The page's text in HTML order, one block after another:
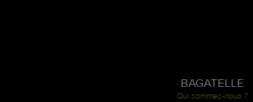
BAGATELLE
Qui sommes-nous ?